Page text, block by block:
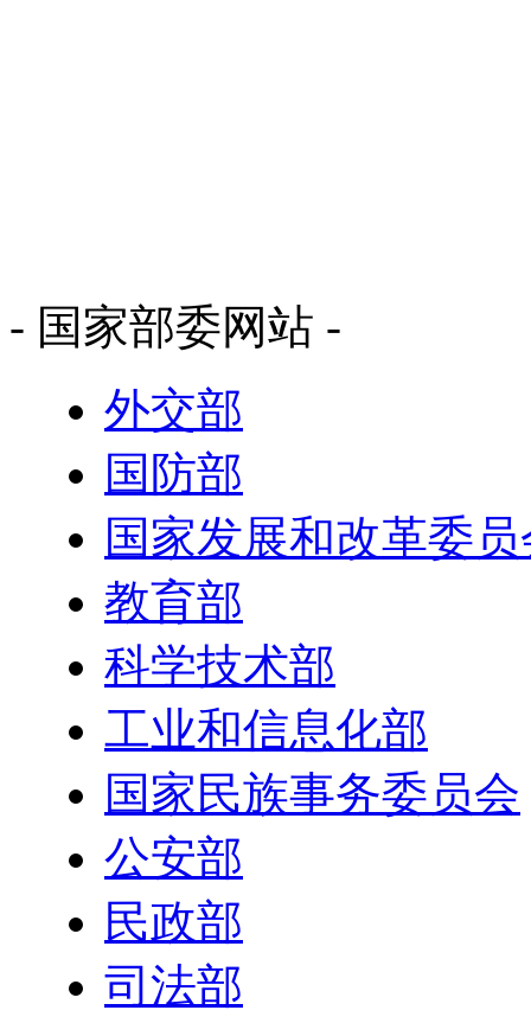
- 国家部委网站 -
外交部
国防部
国家发展和改革委
教育部
科学技术部
工业和信息化部
国家民族事务委员会
公安部
民政部
司法部